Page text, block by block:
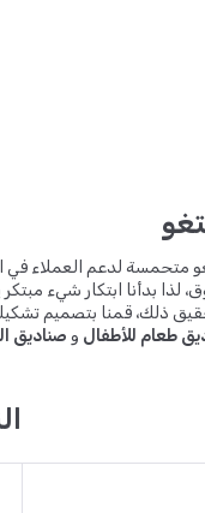
لذا بدأنا ابتكار شيء
ذلك، قمنا بتصميم
طعام للأطفال و صناديق